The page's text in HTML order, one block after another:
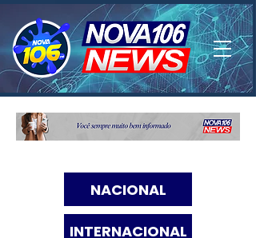
NACIONAL
INTERNACIONAL